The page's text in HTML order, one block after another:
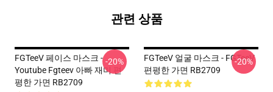
관련 상품
FGTeeV 페이스 마스크 -
Youtube Fgteev 아빠 재미 편
평한 가면 RB2709
-20%
FGTeeV 얼굴 마스크 - FGTeeV
편평한 가면 RB2709
-20%